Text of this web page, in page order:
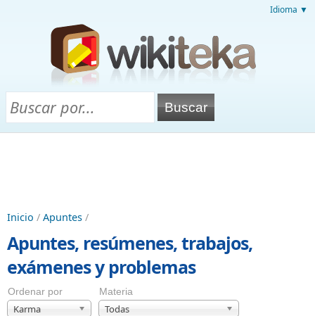
Idioma ▼
Inicio / Apuntes /
Apuntes, resúmenes, trabajos,
exámenes y problemas
Ordenar por
Karma
Materia
Todas